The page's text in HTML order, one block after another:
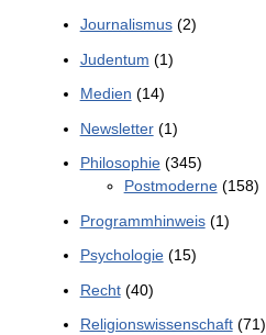
Journalismus(2)
Judentum (1)
Medien (14)
Newsletter(1)
Philosophie(345)
Postmoderne(158)
Programmhinweis(1)
Psychologie(15)
Recht(40)
Religionswissenschaft(71)